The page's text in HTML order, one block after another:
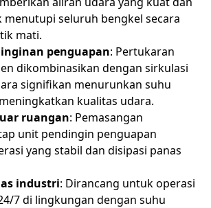
menutupi seluruh bengkel secara
mati.
penguapan: Pertukaran
dikombinasikan dengan sirkulasi
signifikan menurunkan suhu
kualitas udara.
ruangan: Pemasangan
unit pendingin penguapan
yang stabil dan disipasi panas
industri: Dirancang untuk operasi
7 di lingkungan dengan suhu